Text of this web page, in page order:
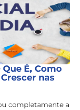
É, Como
nas
completamente a